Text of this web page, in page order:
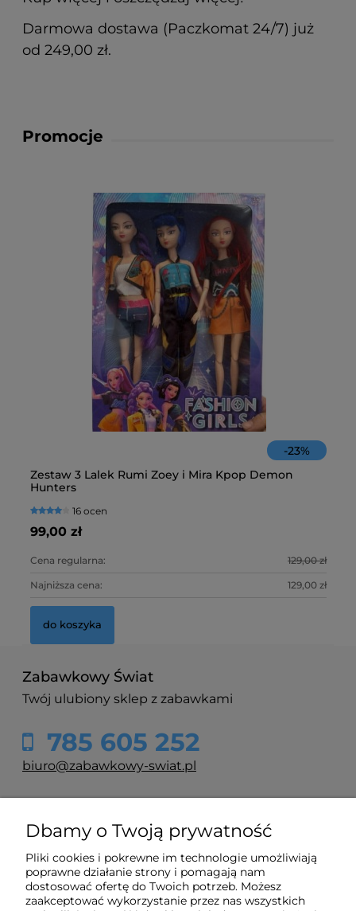
Darmowa dostawa (Paczkomat 24/7) już
od 249,00 zł.
Promocje
-23%
Zestaw 3 Lalek Rumi Zoey i Mira Kpop Demon
Hunters
16 ocen
99,00 zł
Cena regularna: 129,00 zł
Najniższa cena: 129,00 zł
do koszyka
Zabawkowy Świat
Twój ulubiony sklep z zabawkami
785 605 252
biuro@zabawkowy-swiat.pl
O nas
Obsługa klienta
Dbamy o Twoją prywatność
Pliki cookies i pokrewne im technologie umożliwiają
poprawne działanie strony i pomagają nam
dostosować ofertę do Twoich potrzeb. Możesz
zaakceptować wykorzystanie przez nas wszystkich